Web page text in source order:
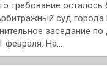
требование осталось
суд
заседание
февраля. На…